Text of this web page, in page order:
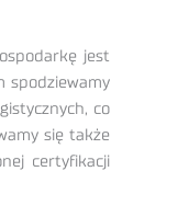
jest
spodziewamy
co
się także
certyfikacji